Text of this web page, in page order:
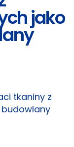
jako
tkaniny z
budowlany